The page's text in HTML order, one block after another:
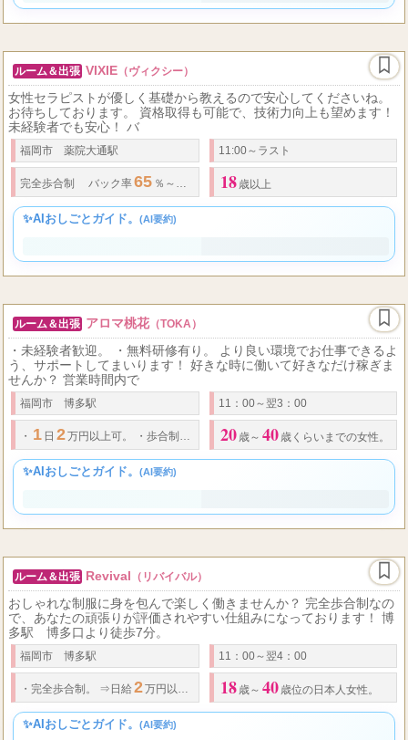
✨AIおしごとガイド。(AI要約)
ルーム＆出張VIXIE （ヴィクシー）
女性セラピストが優しく基礎から教えるので安心してくださいね。
お待ちしております。 資格取得も可能で、技術力向上も望めます！
未経験者でも安心！ バ
福岡市 薬院大通駅 11:00～ラスト
完全歩合制バック率 65％～
✨AIおしごとガイド。(AI要約)
ルーム＆出張 アロマ桃花 （TOKA）
・未経験者歓迎。 ・無料研修有り。 より良い環境でお仕事できるよ
う、サポートしてまいります！ 好きな時に働いて好きなだけ稼ぎま
せんか？ 営業時間内で
福岡市 博多駅 11：00～翌3：00
1 日 2 万円以上可。 ・ 歩合制。
✨AIおしごとガイド。(AI要約)
ルーム＆出張 Revival（リバイバル）
おしゃれな制服に身を包んで楽しく働きませんか？ 完全歩合制なの
で、あなたの頑張りが評価されやすい仕組みになっております！ 博
多駅 博多口より徒歩7分。
福岡市 博多駅 11：00～翌4：00
完全歩合制。 ⇒日給 2 万円以上も可能。